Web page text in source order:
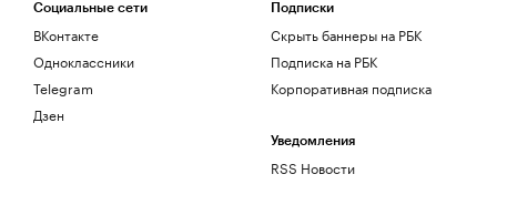
Социальные сети
ВКонтакте
Одноклассники
Telegram
Дзен
Подписки
Скрыть баннеры на РБК
Подписка на РБК
Корпоративная подписка
Уведомления
RSS Новости